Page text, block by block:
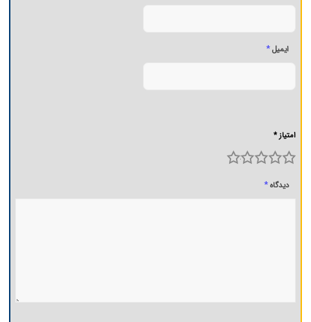
ایمیل*
امتیاز *
4 3 2 1
دیدگاه*